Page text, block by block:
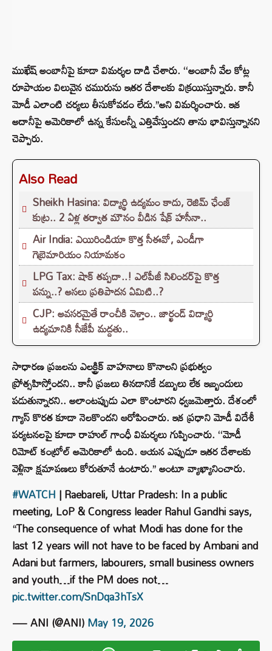
ముఖేష్ అంబానీపై కూడా విమర్శల దాడి చేశారు. ‘‘అంబానీ వేల కోట్ల
రూపాయల విలువైన చమురును ఇతర దేశాలకు విక్రయిస్తున్నారు. కానీ
మోడీ ఎలాంటి చర్యలు తీసుకోవడం లేదు.’’అని విమర్శించారు. ఇక
అదానీపై అమెరికాలో ఉన్న కేసులన్నీ ఎత్తివేస్తుందని తాను భావిస్తున్నానని
చెప్పారు.
Also Read
Sheikh Hasina: విద్యార్థి ఉద్యమం కాదు, రెజిమ్ ఛేంజ్
కుట్ర.. 2 ఏళ్ల తర్వాత మౌనం వీడిన షేక్ హసీనా..
Air India: ఎయిరిండియా కొత్త సీఈవో, ఎండీగా
గెబ్రెమారియం నియామకం
LPG Tax: షాక్‌ తప్పదా..! ఎల్‌పీజీ సిలిండర్‌పై కొత్త
పన్ను..? అసలు ప్రతిపాదన ఏమిటి..?
CJP: అవసరమైతే రాంచీకి వెళ్తాం.. జార్ఖండ్ విద్యార్థి
ఉద్యమానికి సీజేపీ మద్దతు..
సాధారణ ప్రజలను ఎలక్ట్రిక్ వాహనాలు కొనాలని ప్రభుత్వం
ప్రోత్సహిస్తోందని.. కానీ ప్రజలు తినడానికే డబ్బులు లేక ఇబ్బందులు
పడుతున్నారని.. అలాంటప్పుడు ఎలా కొంటారని ధ్వజమెత్తారు. దేశంలో
గ్యాస్ కొరత కూడా నెలకొందని ఆరోపించారు. ఇక ప్రధాని మోడీ విదేశీ
పర్యటనలపై కూడా రాహుల్ గాంధీ విమర్శలు గుప్పించారు. ‘‘మోడీ
రిమోట్ కంట్రోల్ అమెరికాలో ఉంది. ఆయన ఎప్పుడూ ఇతర దేశాలకు
వెళ్లినా క్షమాపణలు కోరుతూనే ఉంటారు.’’ అంటూ వ్యాఖ్యానించారు.
#WATCH | Raebareli, Uttar Pradesh: In a public
meeting, LoP & Congress leader Rahul Gandhi says,
“The consequence of what Modi has done for the
last 12 years will not have to be faced by Ambani and
Adani but farmers, labourers, small business owners
and youth…if the PM does not…
pic.twitter.com/SnDqa3hTsX
— ANI (@ANI)May 19, 2026